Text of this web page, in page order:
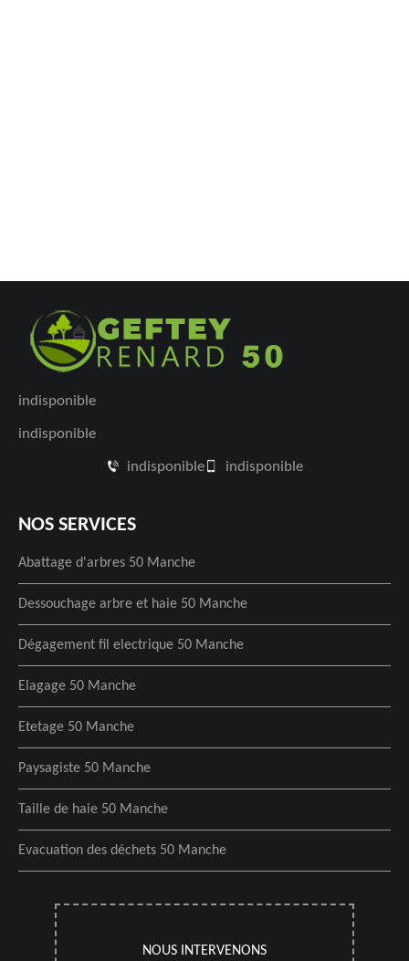
indisponible
indisponible
indisponible indisponible
NOS SERVICES
Abattage d'arbres 50 Manche
Dessouchage arbre et haie 50 Manche
Dégagement fil electrique 50 Manche
Elagage 50 Manche
Etetage 50 Manche
Paysagiste 50 Manche
Taille de haie 50 Manche
Evacuation des déchets 50 Manche
NOUS INTERVENONS